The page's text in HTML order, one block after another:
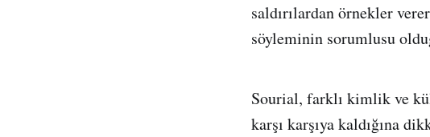
saldırılardan örnekler
söyleminin sorumlusu
Sourial, farklı kimlik ve
karşı karşıya kaldığına